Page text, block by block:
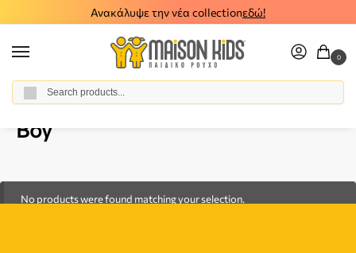
Ανακάλυψε την νέα collectionεδώ!
0
Home / Boy
Boy
No products were found matching your selection.